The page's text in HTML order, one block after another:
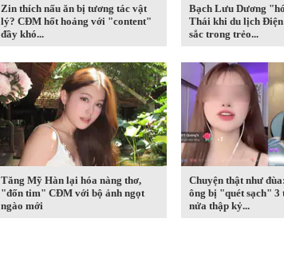
Zin thích nấu ăn bị tương tác vật
lý? CĐM hốt hoảng với "content"
đầy khó...
Bạch Lưu Dương
Thái khi du lịch Điện
sắc trong trẻo...
Tăng Mỹ Hàn lại hóa nàng thơ,
"đốn tim" CĐM với bộ ảnh ngọt
ngào mới
Chuyện thật như
ông bị "quét sạch" 3
nửa thập kỷ...